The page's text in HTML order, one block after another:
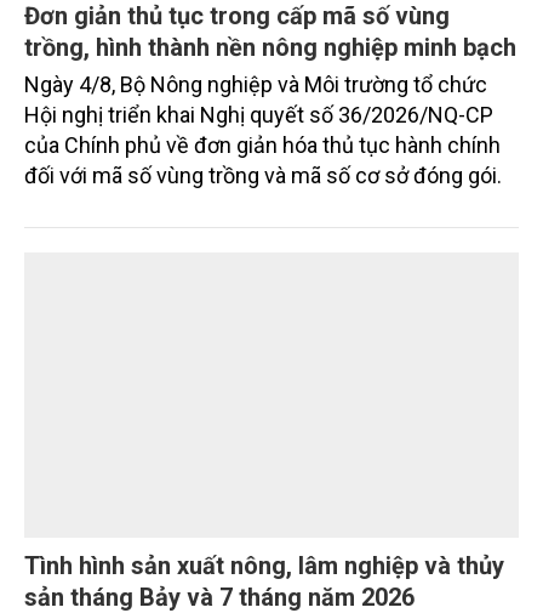
Đơn giản thủ tục trong cấp mã số vùng
trồng, hình thành nền nông nghiệp minh bạch
Ngày 4/8, Bộ Nông nghiệp và Môi trường tổ chức
Hội nghị triển khai Nghị quyết số 36/2026/NQ-CP
của Chính phủ về đơn giản hóa thủ tục hành chính
đối với mã số vùng trồng và mã số cơ sở đóng gói.
Tình hình sản xuất nông, lâm nghiệp và thủy
sản tháng Bảy và 7 tháng năm 2026